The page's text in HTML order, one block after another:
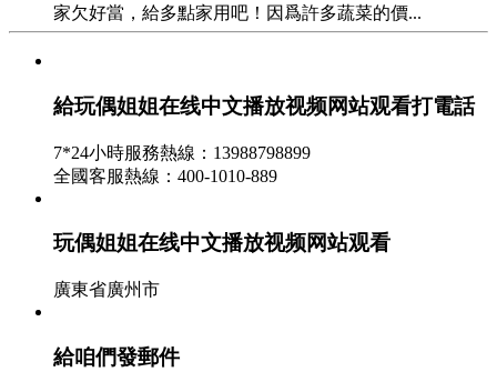
家欠好當，給多點家用吧！因爲許多蔬菜的價...
詢“蒜你狠”贏家 這一季至少賺600萬
4月12日正午，濟南市民王先生在省會曆山路一家包子鋪
- 玩偶姐姐在线中文播放视频网站观看資訊
2026-07-07
給玩偶姐姐在线中文播放视频网站观看打電話
7*24小時服務熱線：13988798899
全國客服熱線：400-1010-889
玩偶姐姐在线中文播放视频网站观看
廣東省廣州市
給咱們發郵件